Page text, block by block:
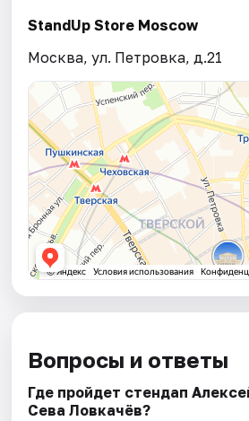
StandUp Store Moscow
Москва, ул. Петровка, д.21
Вопросы и ответы
Где пройдет стендап
Сева Ловкачёв?